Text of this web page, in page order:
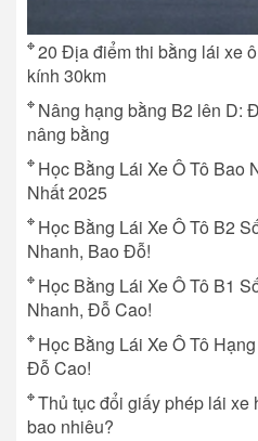
20 Địa điểm thi bằng lái xe
kính 30km
Nâng hạng bằng B2 lên D:
nâng bằng
Học Bằng Lái Xe Ô Tô Bao
Nhất 2025
Học Bằng Lái Xe Ô Tô B2
Nhanh, Bao Đỗ!
Học Bằng Lái Xe Ô Tô B1
Nhanh, Đỗ Cao!
Học Bằng Lái Xe Ô Tô
Đỗ Cao!
Thủ tục đổi giấy phép lái xe
bao nhiêu?